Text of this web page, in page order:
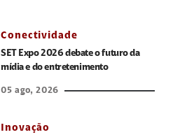
Conectividade
SET Expo 2026 debate o futuro da
mídia e do entretenimento
05 ago, 2026
Inovação